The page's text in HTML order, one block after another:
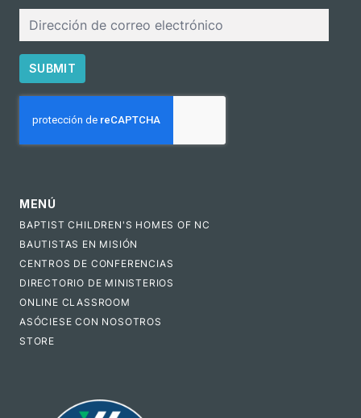
electrónico
SUBMIT
MENÚ
BAPTIST CHILDREN'S HOMES OF NC
BAUTISTAS EN MISIÓN
CENTROS DE CONFERENCIAS
DIRECTORIO DE MINISTERIOS
ONLINE CLASSROOM
ASÓCIESE CON NOSOTROS
STORE